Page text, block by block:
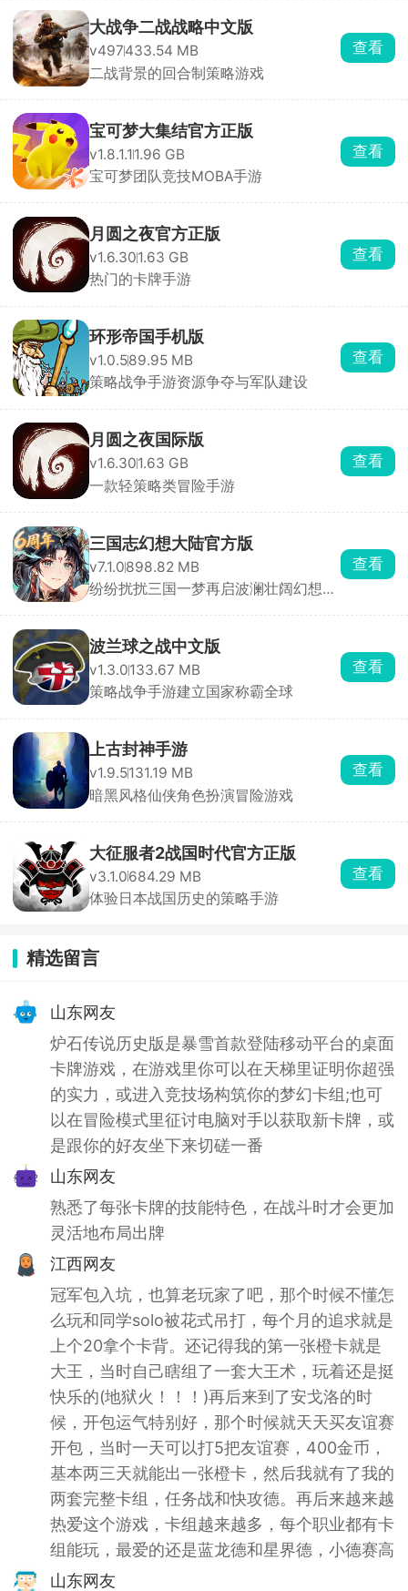
大战争二战战略中文版
v497433.54 MB
二战背景的回合制策略游戏
查看
宝可梦大集结官方正版
v1.8.1.1 1.96 GB
宝可梦团队竞技MOBA手游
查看
月圆之夜官方正版
v1.6.301.63 GB
热门的卡牌手游
查看
环形帝国手机版
v1.0.589.95 MB
策略战争手游资源争夺与军队建设
查看
月圆之夜国际版
v1.6.301.63 GB
一款轻策略类冒险手游
查看
三国志幻想大陆官方版
v7.1.0898.82 MB
纷纷扰扰三国一梦再启波澜壮阔幻想之
查看
波兰球之战中文版
v1.3.0133.67 MB
策略战争手游建立国家称霸全球
查看
上古封神手游
v1.9.5131.19 MB
暗黑风格仙侠角色扮演冒险游戏
查看
大征服者2战国时代官方正版
v3.1.0684.29 MB
体验日本战国历史的策略手游
查看
精选留言
山东网友
炉石传说历史版是暴雪首款登陆移动平台的桌面
卡牌游戏，在游戏里你可以在天梯里证明你超强
的实力，或进入竞技场构筑你的梦幻卡组;也可
以在冒险模式里征讨电脑对手以获取新卡牌，或
是跟你的好友坐下来切磋一番
山东网友
熟悉了每张卡牌的技能特色，在战斗时才会更加
灵活地布局出牌
江西网友
冠军包入坑，也算老玩家了吧，那个时候不懂怎
么玩和同学solo被花式吊打，每个月的追求就是
上个20拿个卡背。还记得我的第一张橙卡就是
大王，当时自己瞎组了一套大王术，玩着还是挺
快乐的(地狱火！！！)再后来到了安戈洛的时
候，开包运气特别好，那个时候就天天买友谊赛
开包，当时一天可以打5把友谊赛，400金币，
基本两三天就能出一张橙卡，然后我就有了我的
两套完整卡组，任务战和快攻德。再后来越来越
热爱这个游戏，卡组越来越多，每个职业都有卡
组能玩，最爱的还是蓝龙德和星界德，小德赛高
山东网友